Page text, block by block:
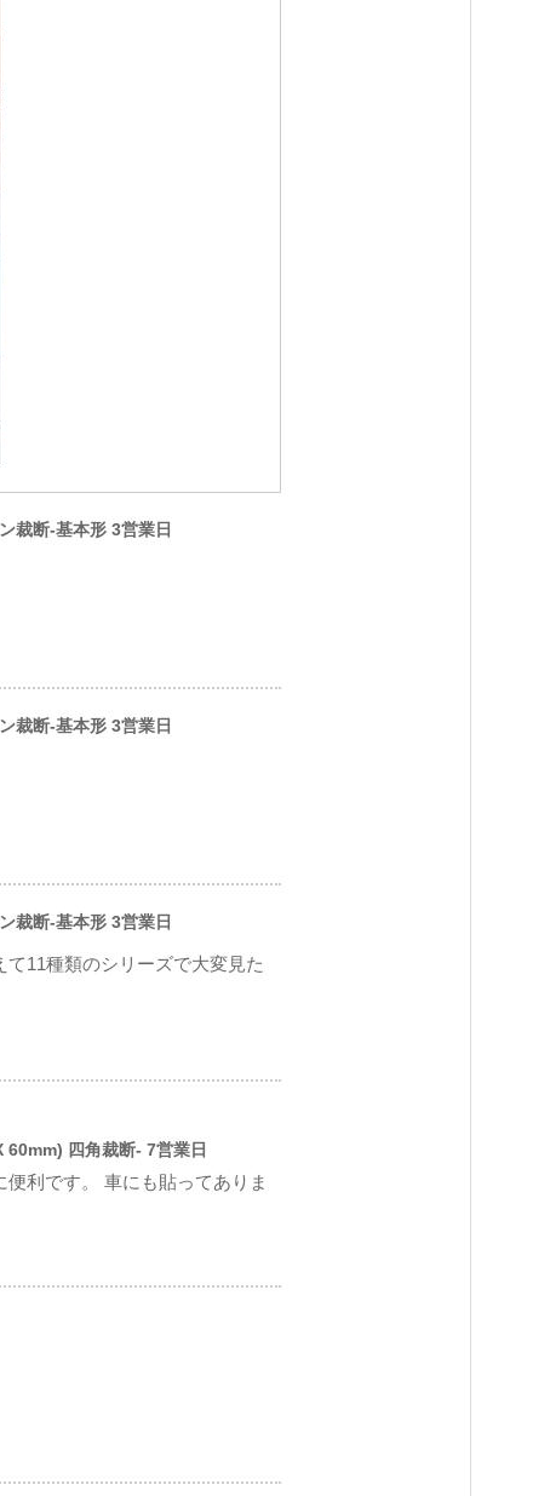
断-基本形 3営業日
断-基本形 3営業日
断-基本形 3営業日
11種類のシリーズで大変見た
四角裁断- 7営業日
利です。 車にも貼ってありま